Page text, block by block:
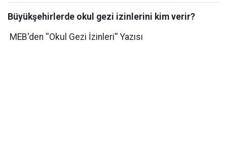
Büyükşehirlerde okul gezi izinlerini kim verir?
MEB'den ''Okul Gezi İzinleri'' Yazısı